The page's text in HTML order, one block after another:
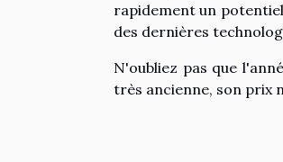
rapidement un
des dernières
N'oubliez pas que
très ancienne, son prix